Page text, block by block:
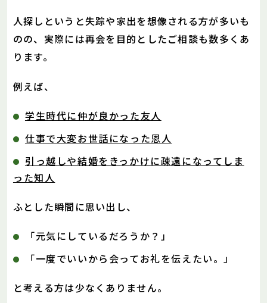
人探しというと失踪や家出を想像される方が多いも
のの、実際には再会を目的としたご相談も数多くあ
ります。
例えば、
学生時代に仲が良かった友人
仕事で大変お世話になった恩人
引っ越しや結婚をきっかけに疎遠になってしま
った知人
ふとした瞬間に思い出し、
「元気にしているだろうか？」
「一度でいいから会ってお礼を伝えたい。」
と考える方は少なくありません。